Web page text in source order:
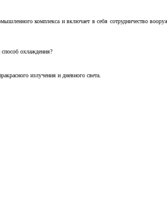
комплекса и включает в себя сотрудничество
охлаждения?
излучения и дневного света.